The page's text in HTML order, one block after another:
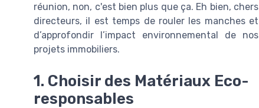
réunion, non, c'est bien plus que ça. Eh bien, chers
directeurs, il est temps de rouler les manches et
d’approfondir l’impact environnemental de nos
projets immobiliers.
1. Choisir des Matériaux Eco-
responsables